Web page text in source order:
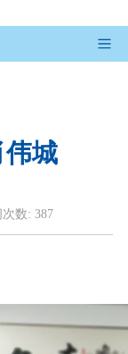
城
数: 387